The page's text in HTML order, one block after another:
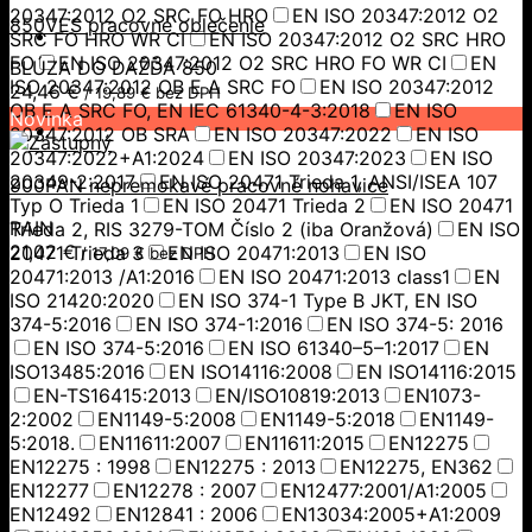
20347:2012 O2 SRC FO HRO
EN ISO 20347:2012 O2
SRC FO HRO WR CI
EN ISO 20347:2012 O2 SRC HRO
FO
EN ISO 20347:2012 O2 SRC HRO FO WR CI
EN
ISO 20347:2012 OB E A SRC FO
EN ISO 20347:2012
OB E A SRC FO, EN IEC 61340-4-3:2018
EN ISO
20347:2012 OB SRA
EN ISO 20347:2022
EN ISO
20347:2022+A1:2024
EN ISO 20347:2023
EN ISO
20349-2:2017
EN ISO 20471 Trieda 1, ANSI/ISEA 107
Typ O Trieda 1
EN ISO 20471 Trieda 2
EN ISO 20471
Trieda 2, RIS 3279-TOM Číslo 2 (iba Oranžová)
EN ISO
20471 Trieda 3
EN ISO 20471:2013
EN ISO
20471:2013 /A1:2016
EN ISO 20471:2013 class1
EN
ISO 21420:2020
EN ISO 374-1 Type B JKT, EN ISO
374-5:2016
EN ISO 374-1:2016
EN ISO 374-5: 2016
EN ISO 374-5:2016
EN ISO 61340–5–1:2017
EN
ISO13485:2016
EN ISO14116:2008
EN ISO14116:2015
EN-TS16415:2013
EN/ISO10819:2013
EN1073-
2:2002
EN1149-5:2008 EN1149-5:2018
EN1149-
5:2018.
EN11611:2007 EN11611:2015
EN12275
EN12275 : 1998
EN12275 : 2013
EN12275, EN362
EN12277
EN12278 : 2007
EN12477:2001/A1:2005
EN12492
EN12841 : 2006
EN13034:2005+A1:2009
850VES pracovné oblečenie
BLÚZA DO DAŽĎA 850
24,46€/19,89€ bez DPH
Novinka
900PAN nepremokavé pracovné nohavice
RAIN
21,02€/17,09€ bez DPH